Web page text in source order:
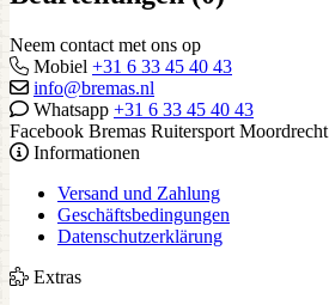
Neem contact met ons op
Mobiel +31 6 33 45 40 43
info@bremas.nl
Whatsapp +31 6 33 45 40 43
Facebook Bremas Ruitersport Moordrecht
Informationen
Versand und Zahlung
Geschäftsbedingungen
Datenschutzerklärung
Extras